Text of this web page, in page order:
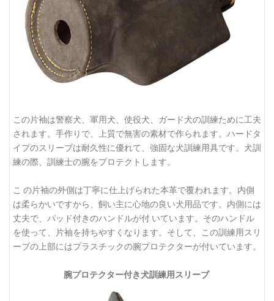
この片袖は警察犬、軍用犬、使役犬、ガード犬の訓練ために工夫
されます。手作りで、上質で無害の素材で作られます。ハードタ
イプのスリーブは耐久性に優れて、強固な犬訓練用具です。犬訓
練の際、訓練士の腕をプロテクトします。
こ の片袖の外側は丁寧に仕上げられた本革で覆われます。内側
は柔らかいですから、飼い主に心地の良い犬用品です。内側には
丈夫で、パッド付きのハンドルが付 いています。そのハンドル
を使って、片袖を持ちやすくなります。そして、この訓練用スリ
ーブの上部にはプラスチックの腕プロテクターが付いています。
腕プロテクター付き犬訓練用スリーブ